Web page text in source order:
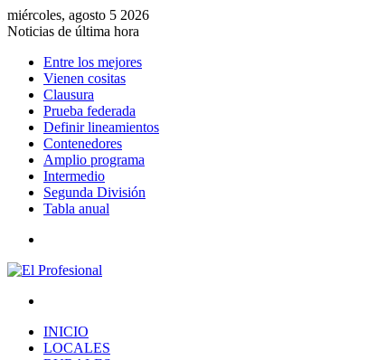
miércoles, agosto 5 2026
Noticias de última hora
Entre los mejores
Vienen cositas
Clausura
Prueba federada
Definir lineamientos
Contenedores
Amplio programa
Intermedio
Segunda División
Tabla anual
INICIO
LOCALES